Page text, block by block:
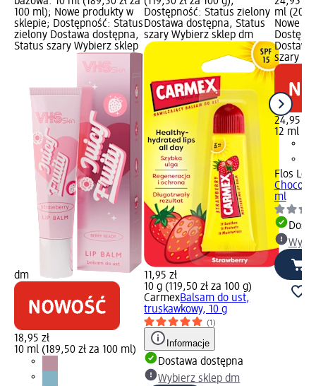
100 ml); Nowe produkty w
sklepie; Dostępność: Status
zielony Dostawa dostępna,
Status szary Wybierz sklep
dm
18,95 zł
10 ml (189,50 zł za 100 ml)
Dostępność: Status zielony
Dostawa dostępna, Status
szary Wybierz sklep dm
11,95 zł
10 g (119,50 zł za 100 g)
CarmexBalsam do ust,
truskawkowy, 10 g
(1)
Informacje
Dostawa dostępna
Wybierz sklep dm
ml
Nowe
szary
24,95 zł
12 ml
Flos Lek
ml